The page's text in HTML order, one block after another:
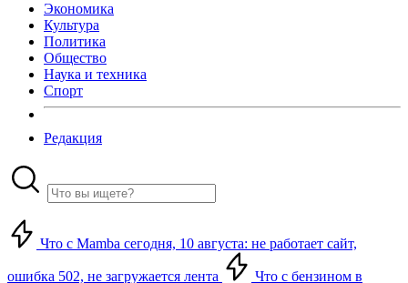
Экономика
Культура
Политика
Общество
Наука и техника
Спорт
Редакция
Что с Mamba сегодня, 10 августа: не работает сайт,
ошибка 502, не загружается лента
Что с бензином в